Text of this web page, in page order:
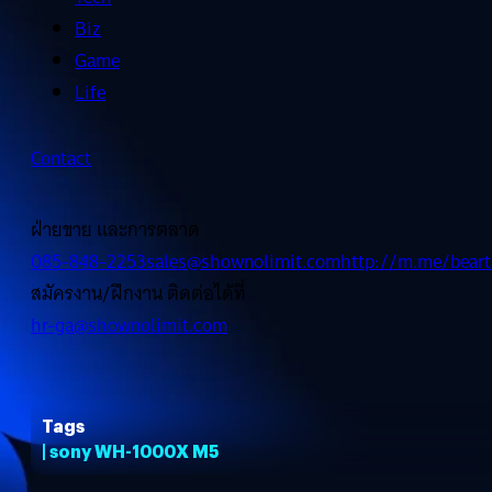
Biz
Game
Life
Contact
ฝ่ายขาย และการตลาด
085-848-2253sales@shownolimit.comhttp://m.me/
สมัครงาน/ฝึกงาน ติดต่อได้ที่
hr-ga@shownolimit.com
Tags
| sony WH-1000X M5